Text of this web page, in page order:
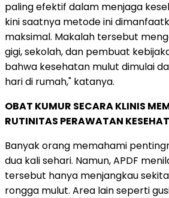
paling efektif dalam menjaga
kini saatnya metode ini
maksimal. Makalah tersebut
gigi, sekolah, dan pembuat
bahwa kesehatan mulut dimulai
hari di rumah," katanya.
OBAT KUMUR SECARA KLINIS
RUTINITAS PERAWATAN
Banyak orang memahami
dua kali sehari. Namun, APDF
tersebut hanya menjangkau
rongga mulut. Area lain seperti